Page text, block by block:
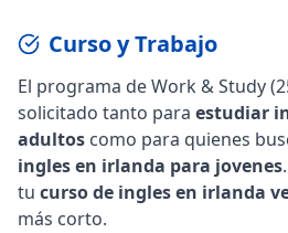
Curso y Trabajo
El programa de Work & Study
solicitado tanto para estudiar
adultos como para quienes
ingles en irlanda para jovenes
tu curso de ingles en irlanda
más corto.